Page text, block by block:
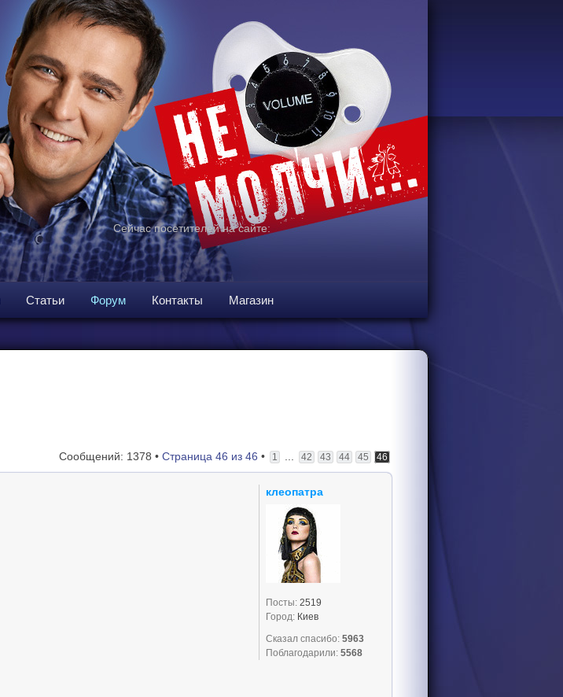
Сейчас посетителей на сайте:
Статьи Форум Контакты Магазин
Сообщений: 1378 • Страница 46 из 46 • 1 ... 42 43 44 45 46
клеопатра
Посты: 2519
Город: Киев
Сказал спасибо: 5963
Поблагодарили: 5568